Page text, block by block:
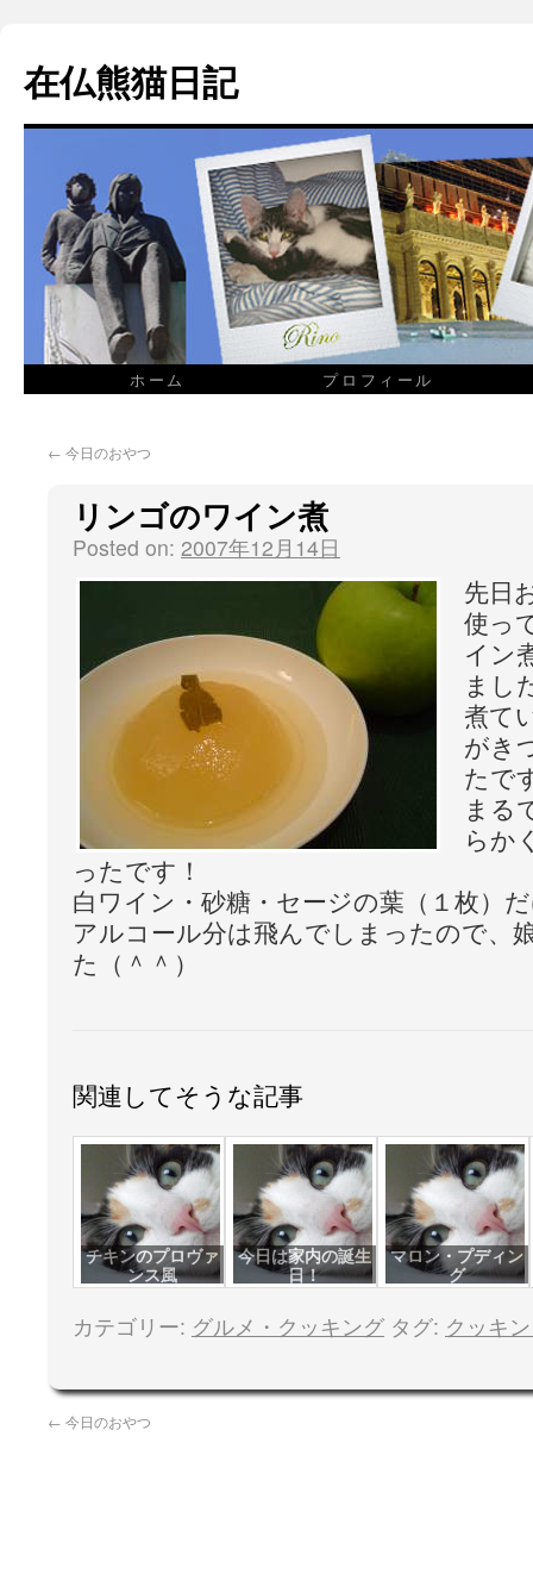
在仏熊猫日記
ホーム プロフィール
← 今日のおやつ
リンゴのワイン煮
Posted on: 2007年12月14日
先日
使っ
イン
まし
煮て
がき
たで
まる
らか
ったです！
白ワイン・砂糖・セージの葉（１枚）
アルコール分は飛んでしまったので、
た（＾＾）
関連してそうな記事
チキンのプロヴァ
ンス風
今日は家内の誕生
日！
マロン・プディン
グ
カテゴリー: グルメ・クッキング タグ: クッキ
← 今日のおやつ